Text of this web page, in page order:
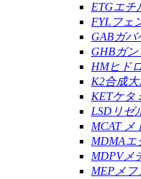
ETGエチ
FYLフェ
GABガバ
GHBガ
HMヒド
K2合成
KETケタ
LSDリゼ
MCAT メ
MDMAエ
MDPVメ
MEPメフ